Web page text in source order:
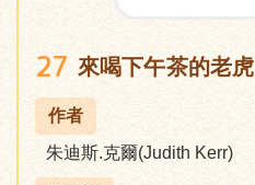
27 來喝下午茶的老虎
作者
朱迪斯.克爾(Judith Kerr)